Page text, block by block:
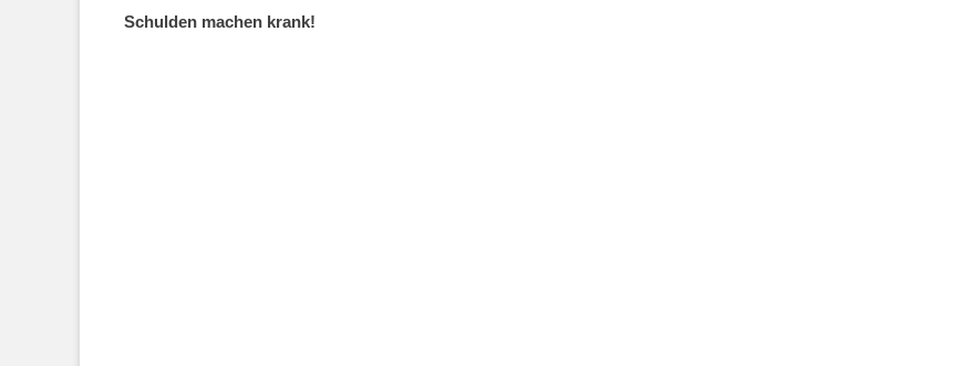
Schulden machen krank!